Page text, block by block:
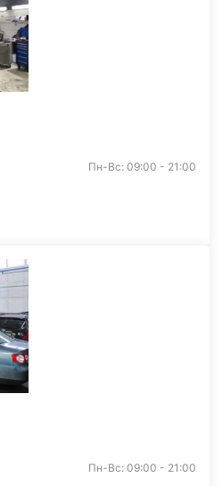
Пн-Вс: 09:00 - 21:00
Пн-Вс: 09:00 - 21:00